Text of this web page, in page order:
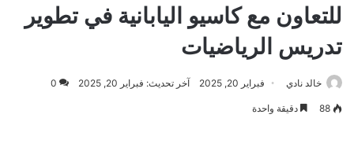
للتعاون مع كاسيو اليابانية في تطوير
تدريس الرياضيات
خالد نادي فبراير 20, 2025 آخر تحديث: فبراير 20, 2025 0
88 دقيقة واحدة